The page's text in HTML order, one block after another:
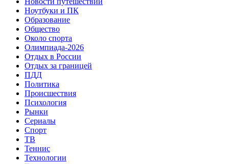
Ноутбуки и ПК
Образование
Общество
Около спорта
Олимпиада-2026
Отдых в России
Отдых за границей
ПДД
Политика
Происшествия
Психология
Рынки
Сериалы
Спорт
ТВ
Теннис
Технологии